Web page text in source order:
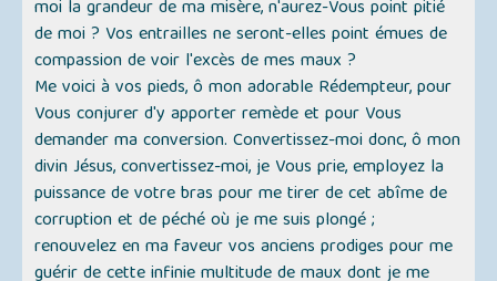
moi la grandeur de ma misère, n'aurez-Vous point pitié
de moi ? Vos entrailles ne seront-elles point émues de
compassion de voir l'excès de mes maux ?
Me voici à vos pieds, ô mon adorable Rédempteur, pour
Vous conjurer d'y apporter remède et pour Vous
demander ma conversion. Convertissez-moi donc, ô mon
divin Jésus, convertissez-moi, je Vous prie, employez la
puissance de votre bras pour me tirer de cet abîme de
corruption et de péché où je me suis plongé ;
renouvelez en ma faveur vos anciens prodiges pour me